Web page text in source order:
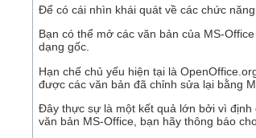
Để có cái nhìn khái quát về các chức
Bạn có thể mở các văn bản của MS-
dạng gốc.
Hạn chế chủ yếu hiện tại là
được các văn bản đã chỉnh sửa lại bằng
Đây thực sự là một kết quả lớn bởi vì
văn bản MS-Office, bạn hãy thông báo